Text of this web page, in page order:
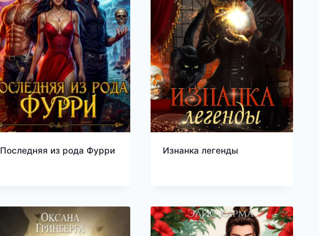
Последняя из рода Фурри Изнанка легенды